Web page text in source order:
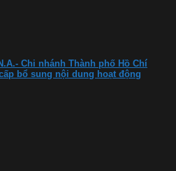
Chi nhánh Thành phố Hồ Chí
bổ sung nội dung hoạt động